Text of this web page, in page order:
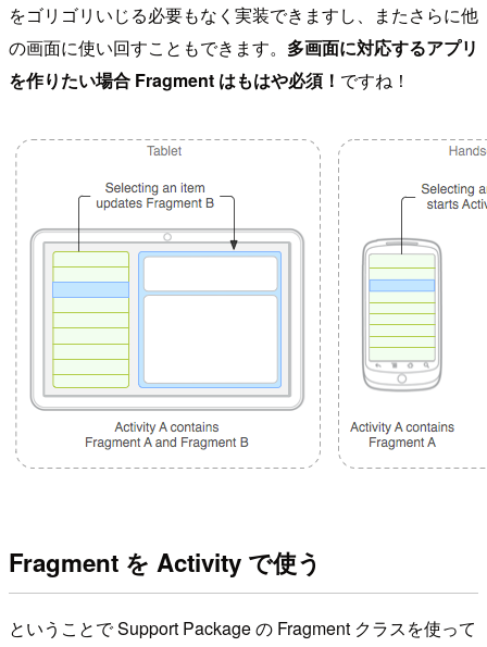
をゴリゴリいじる必要もなく実装できますし、またさらに他
の画面に使い回すこともできます。 多画面に対応するアプリ
を作りたい場合 Fragment はもはや必須！ ですね！
Fragment を Activity で使う
ということで Support Package の Fragment クラスを使って